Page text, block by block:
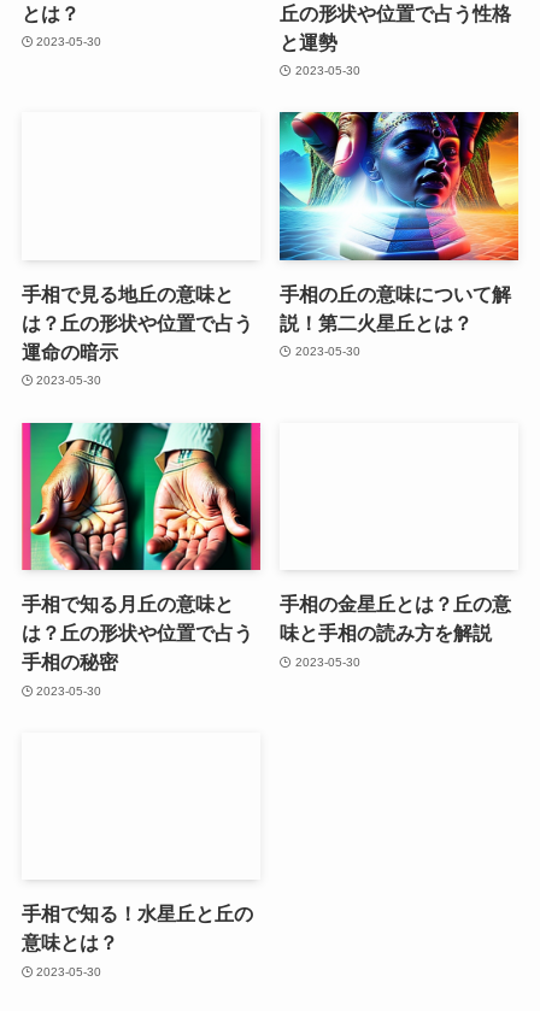
とは？
2023-05-30
丘の形状や位置で占う性格
と運勢
2023-05-30
手相で見る地丘の意味と
は？丘の形状や位置で占う
運命の暗示
2023-05-30
手相の丘の意味について解
説！第二火星丘とは？
2023-05-30
手相で知る月丘の意味と
は？丘の形状や位置で占う
手相の秘密
2023-05-30
手相の金星丘とは？丘の意
味と手相の読み方を解説
2023-05-30
手相で知る！水星丘と丘の
意味とは？
2023-05-30